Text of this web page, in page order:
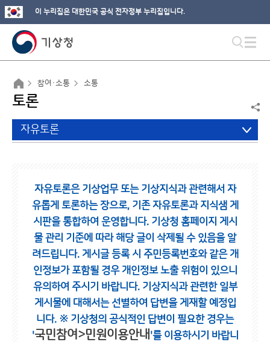
이 누리집은 대한민국 공식 전자정부 누리집입니다.
참여·소통 소통
토론
자유토론
자유토론은 기상업무 또는 기상지식과 관련해서 자
유롭게 토론하는 장으로, 기존 자유토론과 지식샘 게
시판을 통합하여 운영합니다. 기상청 홈페이지 게시
물 관리 기준에 따라 해당 글이 삭제될 수 있음을 알
려드립니다. 게시글 등록 시 주민등록번호와 같은 개
인정보가 포함될 경우 개인정보 노출 위험이 있으니
유의하여 주시기 바랍니다. 기상지식과 관련한 일부
게시물에 대해서는 선별하여 답변을 게재할 예정입
니다. ※ 기상청의 공식적인 답변이 필요한 경우는
'국민참여>민원이용안내 '를 이용하시기 바랍니